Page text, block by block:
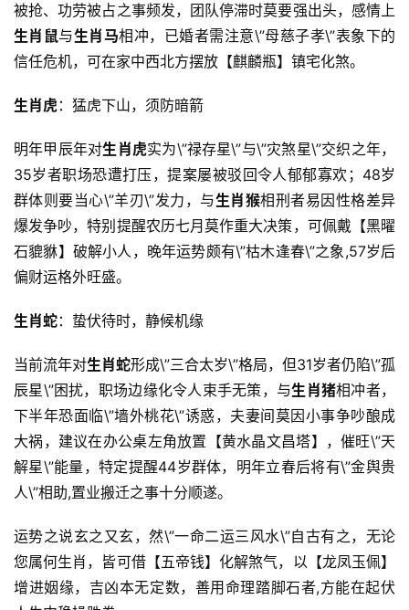
被抢、功劳被占之事频发，团队停滞时莫要强出头，感情上
生肖鼠与生肖马相冲，已婚者需注意\”母慈子孝\”表象下的
信任危机，可在家中西北方摆放【麒麟瓶】镇宅化煞。
生肖虎：猛虎下山，须防暗箭
明年甲辰年对生肖虎实为\”禄存星\”与\”灾煞星\”交织之年，
35岁者职场恐遭打压，提案屡被驳回令人郁郁寡欢；48岁
群体则要当心\”羊刃\”发力，与生肖猴相刑者易因性格差异
爆发争吵，特别提醒农历七月莫作重大决策，可佩戴【黑曜
石貔貅】破解小人，晚年运势颇有\”枯木逢春\”之象,57岁后
偏财运格外旺盛。
生肖蛇：蛰伏待时，静候机缘
当前流年对生肖蛇形成\”三合太岁\”格局，但31岁者仍陷\”孤
辰星\”困扰，职场边缘化令人束手无策，与生肖猪相冲者，
下半年恐面临\”墙外桃花\”诱惑，夫妻间莫因小事争吵酿成
大祸，建议在办公桌左角放置【黄水晶文昌塔】，催旺\”天
解星\”能量，特定提醒44岁群体，明年立春后将有\”金舆贵
人\”相助,置业搬迁之事十分顺遂。
运势之说玄之又玄，然\”一命二运三风水\”自古有之，无论
您属何生肖，皆可借【五帝钱】化解煞气，以【龙凤玉佩】
增进姻缘，吉凶本无定数，善用命理踏脚石者,方能在起伏